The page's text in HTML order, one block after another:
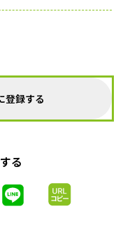
登録する
る